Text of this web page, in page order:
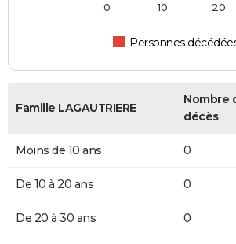
Personnes
0 10 20
Famille LAGAUTRIERE
Nombre
décès
Moins de 10 ans 0
De 10 à 20 ans 0
De 20 à 30 ans 0